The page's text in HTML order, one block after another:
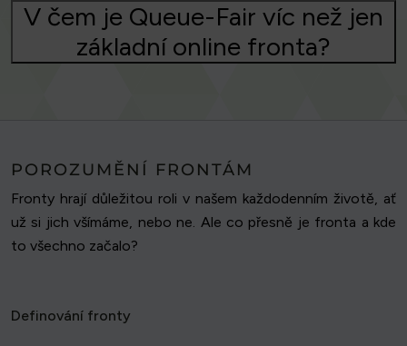
V čem je Queue-Fair víc než jen
základní online fronta?
POROZUMĚNÍ FRONTÁM
Fronty hrají důležitou roli v našem každodenním životě, ať
už si jich všímáme, nebo ne. Ale co přesně je fronta a kde
to všechno začalo?
Definování fronty